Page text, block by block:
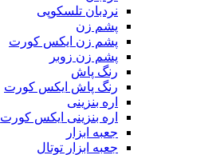
نردبان تلسکوپی
پشم زن
پشم زن ایکس کورت
پشم زن زوبر
رنگ پاش
رنگ پاش ایکس کورت
اره بنزینی
اره بنزینی ایکس کورت
جعبه ابزار
جعبه ابزار توتال